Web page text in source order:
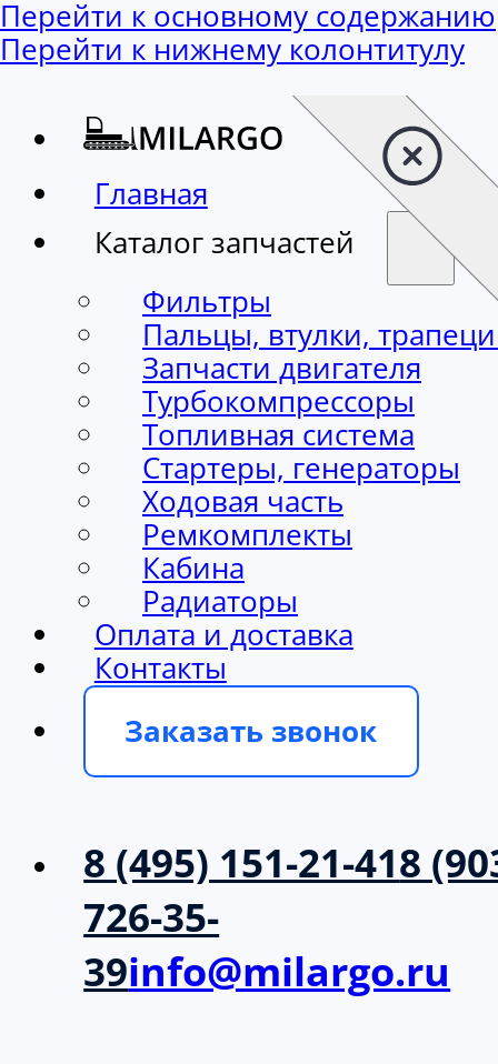
Перейти к основному содержанию
Перейти к нижнему колонтитулу
Главная
Каталог запчастей
Фильтры
Пальцы, втулки,
Запчасти двигателя
Турбокомпрессоры
Топливная система
Стартеры, генераторы
Ходовая часть
Ремкомплекты
Кабина
Радиаторы
Оплата и доставка
Контакты
Заказать звонок
8 (495) 151-21-418
726-35-
39info@milargo.ru